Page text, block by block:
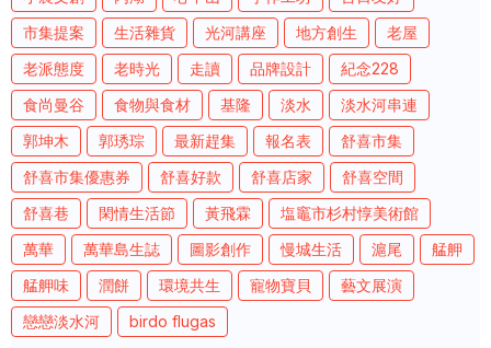
市集提案
生活雜貨 光河講座 地方創生
老屋
老派態度
老時光 走讀 品牌設計
紀念228
食尚曼谷
食物與食材 基隆 淡水
淡水河串連
郭坤木
郭琇琮 最新趕集 報名表
舒喜市集
舒喜市集優惠券
舒喜好款 舒喜店家
舒喜空間
舒喜巷
閑情生活節 黃飛霖
塩竈市杉村惇美術館
萬華
萬華島生誌 圖影創作 慢城生活 滬尾
艋舺
艋舺味
潤餅 環境共生 寵物寶貝
藝文展演
戀戀淡水河
birdo flugas